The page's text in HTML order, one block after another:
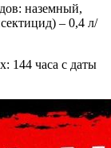
наземный,
– 0,4 л/
144 часа с даты